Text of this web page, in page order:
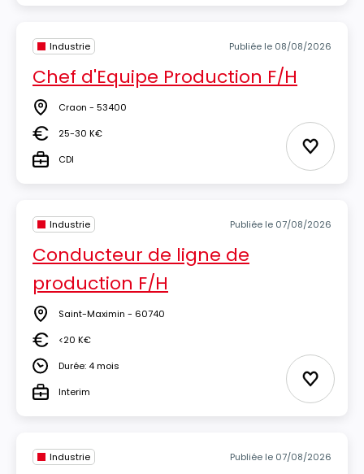
Industrie Publiée le 08/08/2026
Chef d'Equipe Production F/H
Lieu Craon - 53400
Salaire25-30 K€
TypeCDI Ajouter
Industrie Publiée le 07/08/2026
Conducteur de ligne de
production F/H
Lieu Saint-Maximin - 60740
Salaire<20 K€
DuréeDurée: 4 mois
TypeInterim Ajouter
Industrie Publiée le 07/08/2026